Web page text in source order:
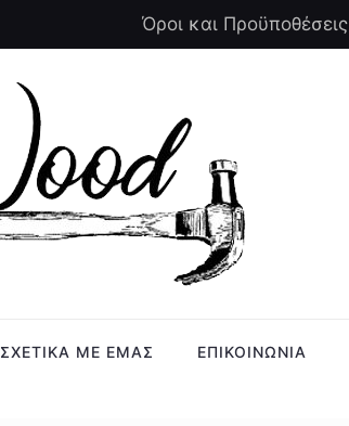
Όροι και Προϋποθέσεις
ΣΧΕΤΙΚΑ ΜΕ ΕΜΑΣ ΕΠΙΚΟΙΝΩΝΙΑ